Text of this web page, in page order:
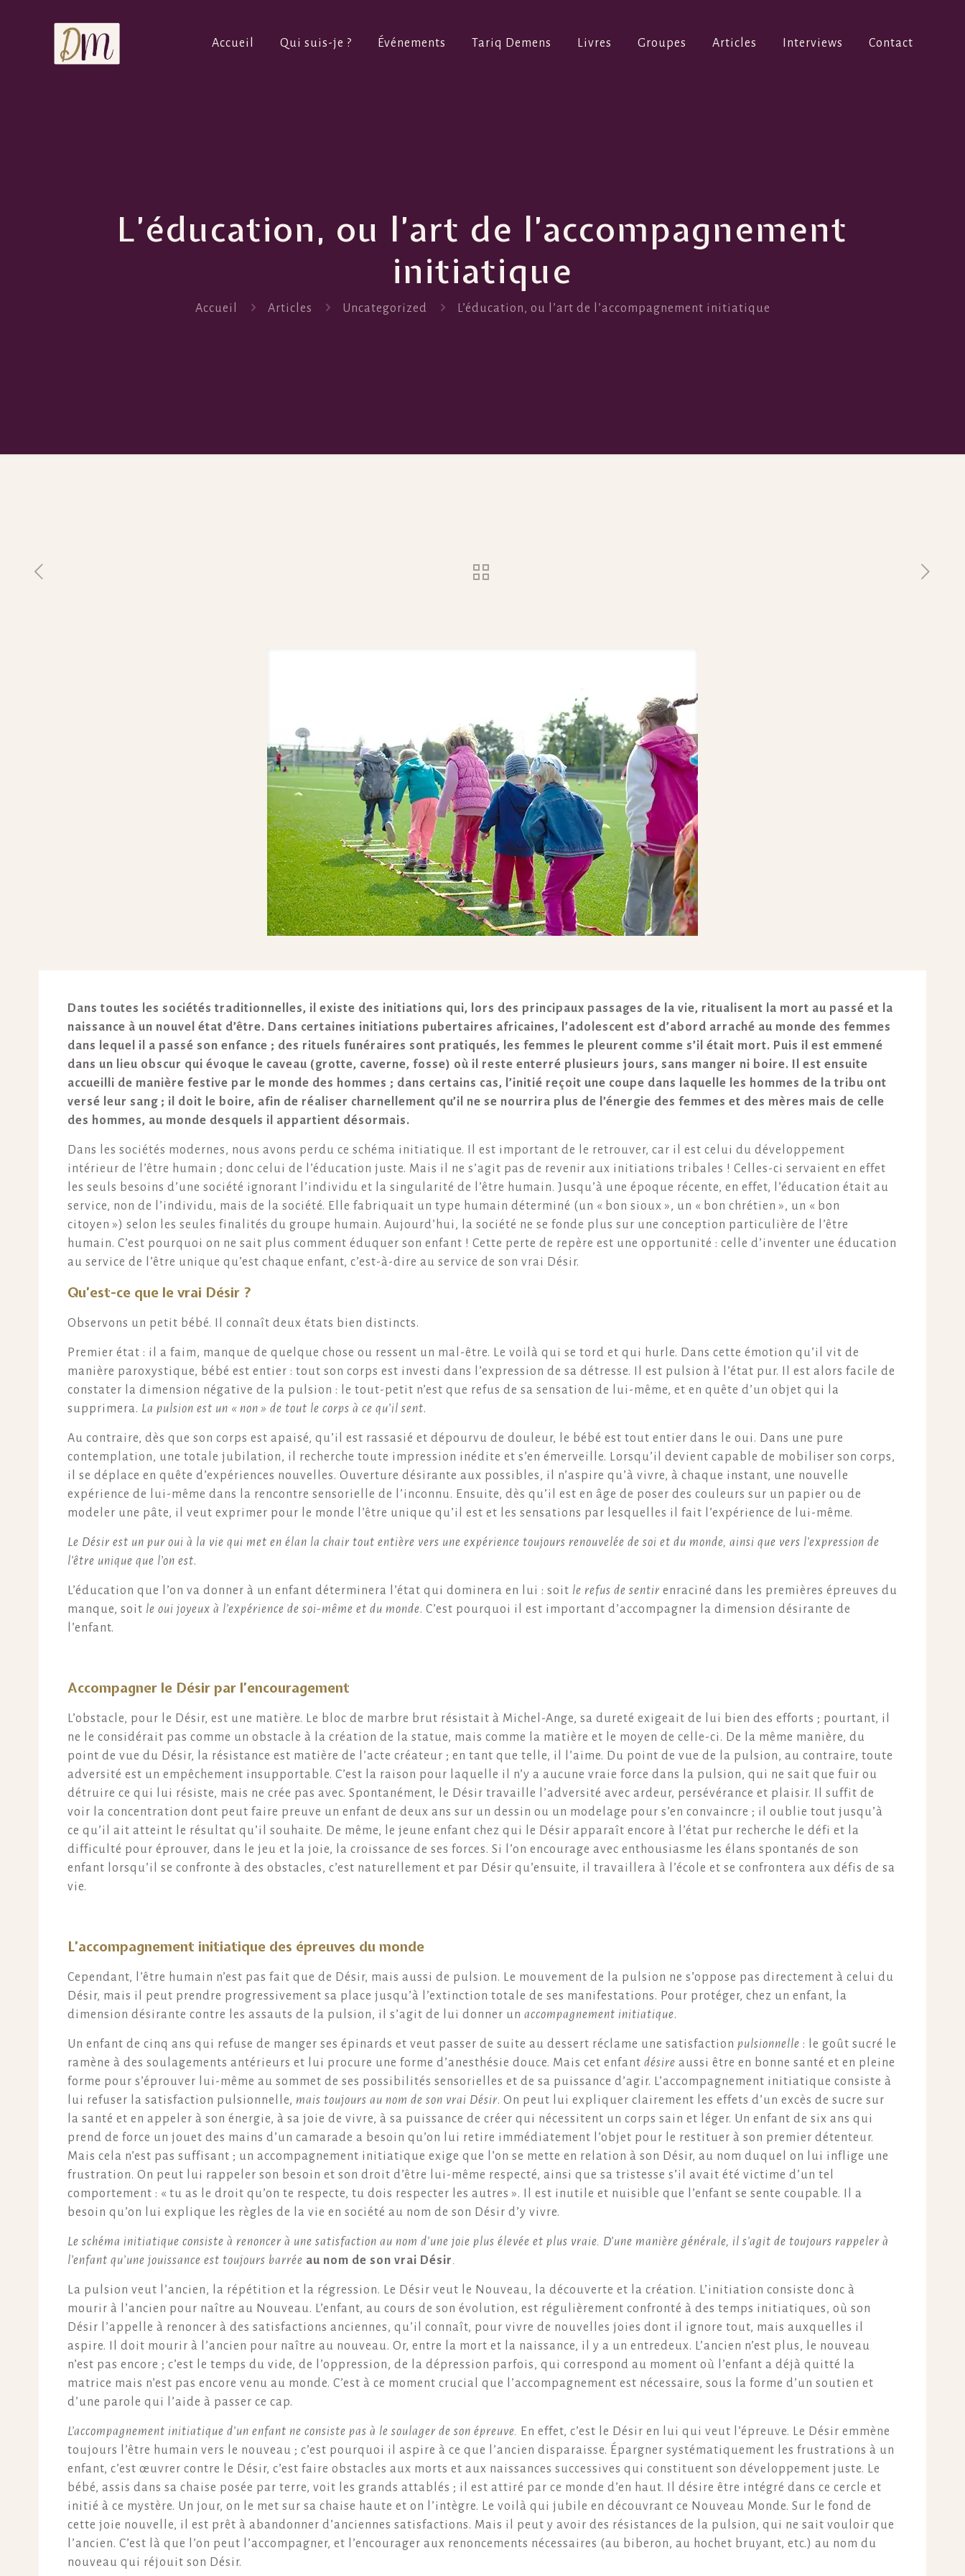
Accueil Qui suis-je ? Événements Tariq Demens Livres Groupes Articles Interviews Contact
L’éducation, ou l’art de l’accompagnement
initiatique
Accueil Articles Uncategorized L’éducation, ou l’art de l’accompagnement initiatique
Dans toutes les sociétés traditionnelles, il existe des initiations qui, lors des principaux passages de la vie, ritualisent la mort au passé et la
naissance à un nouvel état d’être. Dans certaines initiations pubertaires africaines, l’adolescent est d’abord arraché au monde des femmes
dans lequel il a passé son enfance ; des rituels funéraires sont pratiqués, les femmes le pleurent comme s’il était mort. Puis il est emmené
dans un lieu obscur qui évoque le caveau (grotte, caverne, fosse) où il reste enterré plusieurs jours, sans manger ni boire. Il est ensuite
accueilli de manière festive par le monde des hommes ; dans certains cas, l’initié reçoit une coupe dans laquelle les hommes de la tribu ont
versé leur sang ; il doit le boire, afin de réaliser charnellement qu’il ne se nourrira plus de l’énergie des femmes et des mères mais de celle
des hommes, au monde desquels il appartient désormais.
Dans les sociétés modernes, nous avons perdu ce schéma initiatique. Il est important de le retrouver, car il est celui du développement
intérieur de l’être humain ; donc celui de l’éducation juste. Mais il ne s’agit pas de revenir aux initiations tribales ! Celles-ci servaient en effet
les seuls besoins d’une société ignorant l’individu et la singularité de l’être humain. Jusqu’à une époque récente, en effet, l’éducation était au
service, non de l’individu, mais de la société. Elle fabriquait un type humain déterminé (un « bon sioux », un « bon chrétien », un « bon
citoyen ») selon les seules finalités du groupe humain. Aujourd’hui, la société ne se fonde plus sur une conception particulière de l’être
humain. C’est pourquoi on ne sait plus comment éduquer son enfant ! Cette perte de repère est une opportunité : celle d’inventer une éducation
au service de l’être unique qu’est chaque enfant, c’est-à-dire au service de son vrai Désir.
Qu’est-ce que le vrai Désir ?
Observons un petit bébé. Il connaît deux états bien distincts.
Premier état : il a faim, manque de quelque chose ou ressent un mal-être. Le voilà qui se tord et qui hurle. Dans cette émotion qu’il vit de
manière paroxystique, bébé est entier : tout son corps est investi dans l’expression de sa détresse. Il est pulsion à l’état pur. Il est alors facile de
constater la dimension négative de la pulsion : le tout-petit n’est que refus de sa sensation de lui-même, et en quête d’un objet qui la
supprimera. La pulsion est un « non » de tout le corps à ce qu’il sent.
Au contraire, dès que son corps est apaisé, qu’il est rassasié et dépourvu de douleur, le bébé est tout entier dans le oui. Dans une pure
contemplation, une totale jubilation, il recherche toute impression inédite et s’en émerveille. Lorsqu’il devient capable de mobiliser son corps,
il se déplace en quête d’expériences nouvelles. Ouverture désirante aux possibles, il n’aspire qu’à vivre, à chaque instant, une nouvelle
expérience de lui-même dans la rencontre sensorielle de l’inconnu. Ensuite, dès qu’il est en âge de poser des couleurs sur un papier ou de
modeler une pâte, il veut exprimer pour le monde l’être unique qu’il est et les sensations par lesquelles il fait l’expérience de lui-même.
Le Désir est un pur oui à la vie qui met en élan la chair tout entière vers une expérience toujours renouvelée de soi et du monde, ainsi que vers l’expression de
l’être unique que l’on est.
L’éducation que l’on va donner à un enfant déterminera l’état qui dominera en lui : soit le refus de sentir enraciné dans les premières épreuves du
manque, soit le oui joyeux à l’expérience de soi-même et du monde. C’est pourquoi il est important d’accompagner la dimension désirante de
l’enfant.
Accompagner le Désir par l’encouragement
L’obstacle, pour le Désir, est une matière. Le bloc de marbre brut résistait à Michel-Ange, sa dureté exigeait de lui bien des efforts ; pourtant, il
ne le considérait pas comme un obstacle à la création de la statue, mais comme la matière et le moyen de celle-ci. De la même manière, du
point de vue du Désir, la résistance est matière de l’acte créateur ; en tant que telle, il l’aime. Du point de vue de la pulsion, au contraire, toute
adversité est un empêchement insupportable. C’est la raison pour laquelle il n’y a aucune vraie force dans la pulsion, qui ne sait que fuir ou
détruire ce qui lui résiste, mais ne crée pas avec. Spontanément, le Désir travaille l’adversité avec ardeur, persévérance et plaisir. Il suffit de
voir la concentration dont peut faire preuve un enfant de deux ans sur un dessin ou un modelage pour s’en convaincre ; il oublie tout jusqu’à
ce qu’il ait atteint le résultat qu’il souhaite. De même, le jeune enfant chez qui le Désir apparaît encore à l’état pur recherche le défi et la
difficulté pour éprouver, dans le jeu et la joie, la croissance de ses forces. Si l’on encourage avec enthousiasme les élans spontanés de son
enfant lorsqu’il se confronte à des obstacles, c’est naturellement et par Désir qu’ensuite, il travaillera à l’école et se confrontera aux défis de sa
vie.
L’accompagnement initiatique des épreuves du monde
Cependant, l’être humain n’est pas fait que de Désir, mais aussi de pulsion. Le mouvement de la pulsion ne s’oppose pas directement à celui du
Désir, mais il peut prendre progressivement sa place jusqu’à l’extinction totale de ses manifestations. Pour protéger, chez un enfant, la
dimension désirante contre les assauts de la pulsion, il s’agit de lui donner un accompagnement initiatique.
Un enfant de cinq ans qui refuse de manger ses épinards et veut passer de suite au dessert réclame une satisfaction pulsionnelle : le goût sucré le
ramène à des soulagements antérieurs et lui procure une forme d’anesthésie douce. Mais cet enfant désire aussi être en bonne santé et en pleine
forme pour s’éprouver lui-même au sommet de ses possibilités sensorielles et de sa puissance d’agir. L’accompagnement initiatique consiste à
lui refuser la satisfaction pulsionnelle, mais toujours au nom de son vrai Désir. On peut lui expliquer clairement les effets d’un excès de sucre sur
la santé et en appeler à son énergie, à sa joie de vivre, à sa puissance de créer qui nécessitent un corps sain et léger. Un enfant de six ans qui
prend de force un jouet des mains d’un camarade a besoin qu’on lui retire immédiatement l’objet pour le restituer à son premier détenteur.
Mais cela n’est pas suffisant ; un accompagnement initiatique exige que l’on se mette en relation à son Désir, au nom duquel on lui inflige une
frustration. On peut lui rappeler son besoin et son droit d’être lui-même respecté, ainsi que sa tristesse s’il avait été victime d’un tel
comportement : « tu as le droit qu’on te respecte, tu dois respecter les autres ». Il est inutile et nuisible que l’enfant se sente coupable. Il a
besoin qu’on lui explique les règles de la vie en société au nom de son Désir d’y vivre.
Le schéma initiatique consiste à renoncer à une satisfaction au nom d’une joie plus élevée et plus vraie. D’une manière générale, il s’agit de toujours rappeler à
l’enfant qu’une jouissance est toujours barrée au nom de son vrai Désir.
La pulsion veut l’ancien, la répétition et la régression. Le Désir veut le Nouveau, la découverte et la création. L’initiation consiste donc à
mourir à l’ancien pour naître au Nouveau. L’enfant, au cours de son évolution, est régulièrement confronté à des temps initiatiques, où son
Désir l’appelle à renoncer à des satisfactions anciennes, qu’il connaît, pour vivre de nouvelles joies dont il ignore tout, mais auxquelles il
aspire. Il doit mourir à l’ancien pour naître au nouveau. Or, entre la mort et la naissance, il y a un entredeux. L’ancien n’est plus, le nouveau
n’est pas encore ; c’est le temps du vide, de l’oppression, de la dépression parfois, qui correspond au moment où l’enfant a déjà quitté la
matrice mais n’est pas encore venu au monde. C’est à ce moment crucial que l’accompagnement est nécessaire, sous la forme d’un soutien et
d’une parole qui l’aide à passer ce cap.
L’accompagnement initiatique d’un enfant ne consiste pas à le soulager de son épreuve. En effet, c’est le Désir en lui qui veut l’épreuve. Le Désir emmène
toujours l’être humain vers le nouveau ; c’est pourquoi il aspire à ce que l’ancien disparaisse. Épargner systématiquement les frustrations à un
enfant, c’est œuvrer contre le Désir, c’est faire obstacles aux morts et aux naissances successives qui constituent son développement juste. Le
bébé, assis dans sa chaise posée par terre, voit les grands attablés ; il est attiré par ce monde d’en haut. Il désire être intégré dans ce cercle et
initié à ce mystère. Un jour, on le met sur sa chaise haute et on l’intègre. Le voilà qui jubile en découvrant ce Nouveau Monde. Sur le fond de
cette joie nouvelle, il est prêt à abandonner d’anciennes satisfactions. Mais il peut y avoir des résistances de la pulsion, qui ne sait vouloir que
l’ancien. C’est là que l’on peut l’accompagner, et l’encourager aux renoncements nécessaires (au biberon, au hochet bruyant, etc.) au nom du
nouveau qui réjouit son Désir.